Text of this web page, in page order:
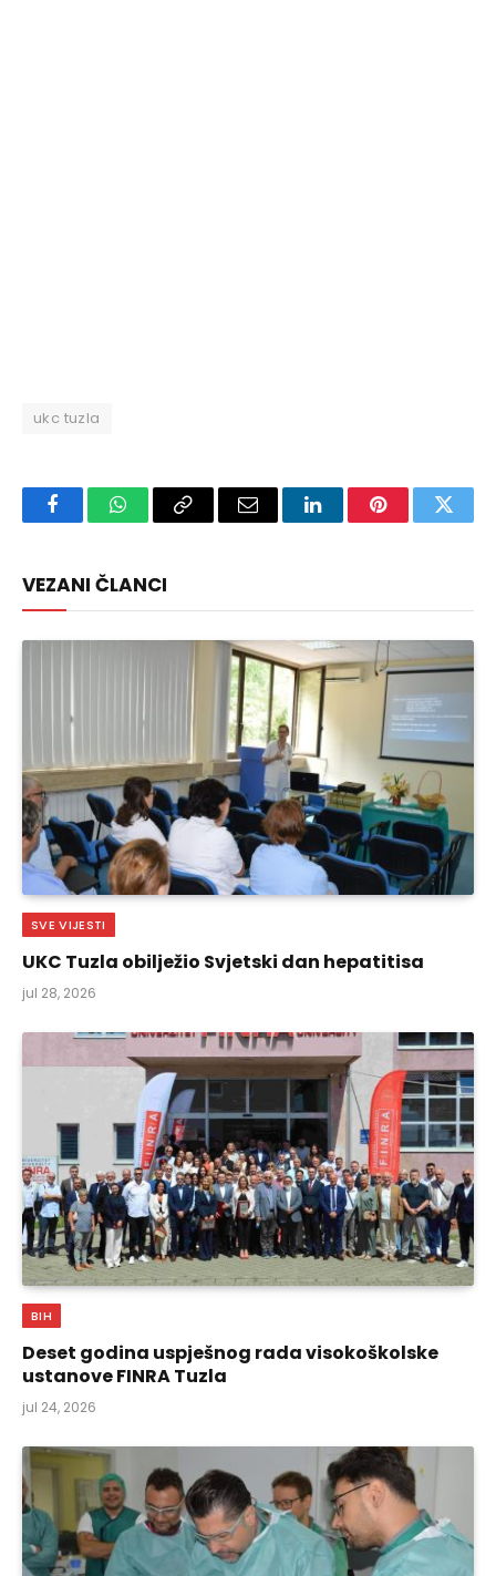
ukc tuzla
FacebookWhatsAppCopy
Email LinkedInPinterest
VEZANI ČLANCI
SVE VIJESTI
UKC Tuzla obilježio Svjetski dan hepatitisa
jul 28, 2026
BIH
Deset godina uspješnog rada visokoškolske
ustanove FINRA Tuzla
jul 24, 2026